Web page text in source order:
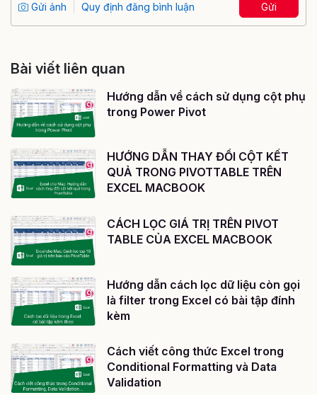
Gửi ảnh Quy định đăng bình luận Gửi
Bài viết liên quan
Hướng dẫn về cách sử dụng cột phụ
trong Power Pivot
HƯỚNG DẪN THAY ĐỔI CỘT KẾT
QUẢ TRONG PIVOTTABLE TRÊN
EXCEL MACBOOK
CÁCH LỌC GIÁ TRỊ TRÊN PIVOT
TABLE CỦA EXCEL MACBOOK
Hướng dẫn cách lọc dữ liệu còn gọi
là filter trong Excel có bài tập đính
kèm
Cách viết công thức Excel trong
Conditional Formatting và Data
Validation